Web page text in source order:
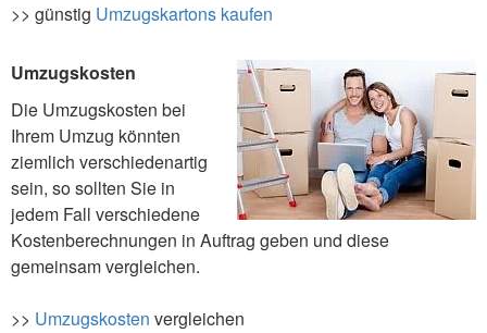
>> günstig Umzugskartons kaufen
Umzugskosten
Die Umzugskosten bei
Ihrem Umzug könnten
ziemlich verschiedenartig
sein, so sollten Sie in
jedem Fall verschiedene
Kostenberechnungen in Auftrag geben und diese
gemeinsam vergleichen.
>> Umzugskosten vergleichen